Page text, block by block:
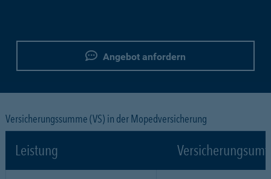
Angebot anfordern
Versicherungssumme (VS) in der Mopedversicherung
Leistung